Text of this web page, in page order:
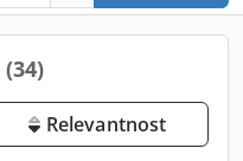
(34)
Relevantnost